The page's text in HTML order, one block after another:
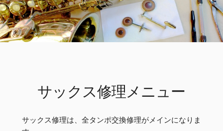
サックス修理メニュー
サックス修理は、全タンポ交換修理がメインになりま